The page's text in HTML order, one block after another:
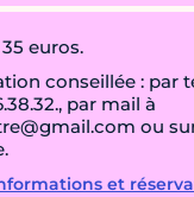
35 euros.
conseillée : par
par mail à
ou
et